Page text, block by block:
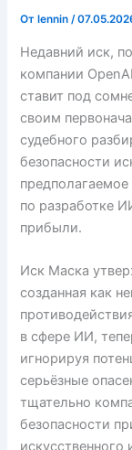
От lennin/
Недавний иск,
компании
ставит под
своим
судебного
безопасности
по разработке
прибыли.
Иск Маска
созданная как
в сфере ИИ,
игнорируя
серьёзные
тщательно
безопасности
искусственного